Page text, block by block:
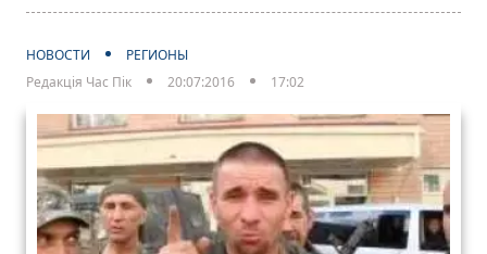
НОВОСТИ
РЕГИОНЫ
Редакція Час Пік
20:07:2016 17:02